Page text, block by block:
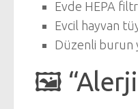
Evde HEPA
Evcil hayvan
Düzenli burun
🖼️